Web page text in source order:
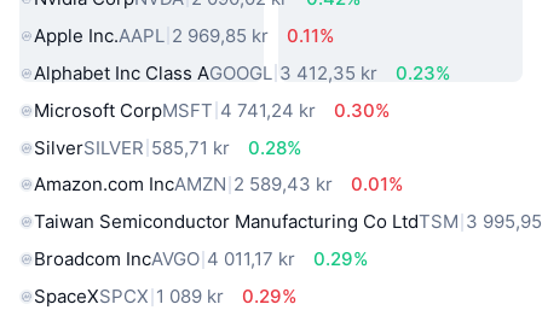
Apple Inc.AAPL 2 969,85 kr
0.11%
Alphabet Inc Class AGOOGL 3 412,35 kr
0.23%
Microsoft CorpMSFT 4 741,24 kr
0.30%
SilverSILVER 585,71 kr
0.28%
Amazon.com IncAMZN 2 589,43 kr
0.01%
Taiwan Semiconductor Manufacturing Co LtdTSM 3
Broadcom IncAVGO 4 011,17 kr
0.29%
SpaceXSPCX 1 089 kr
0.29%